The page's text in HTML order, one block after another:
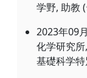
学野, 助教
2023年09
化学研究
基礎科学